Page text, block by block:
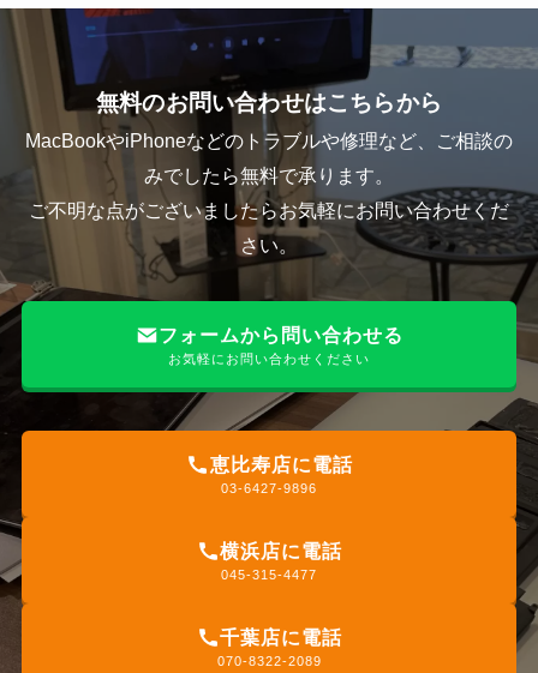
無料のお問い合わせはこちらから
MacBookやiPhoneなどのトラブルや修理など、ご相談の
みでしたら無料で承ります。
ご不明な点がございましたらお気軽にお問い合わせくだ
さい。
フォームから問い合わせる
お気軽にお問い合わせください
恵比寿店に電話
03-6427-9896
横浜店に電話
045-315-4477
千葉店に電話
070-8322-2089